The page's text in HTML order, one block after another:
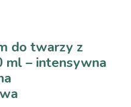
do twarzy z
ml – intensywna